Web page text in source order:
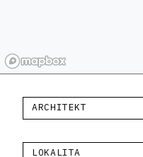
ARCHITEKT
LOKALITA